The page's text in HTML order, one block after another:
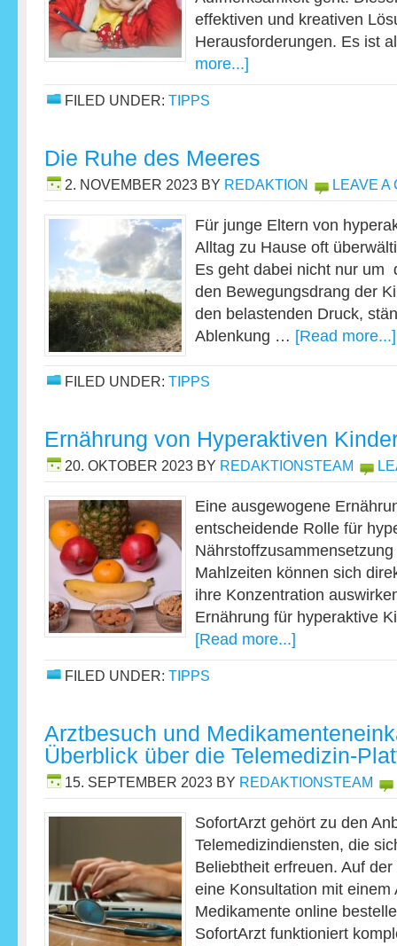
effektiven und kreativen
Herausforderungen. Es ist
more...]
FILED UNDER: TIPPS
Die Ruhe des Meeres
2. NOVEMBER 2023 BY REDAKTION LEAVE A
Für junge Eltern von
Alltag zu Hause oft
Es geht dabei nicht nur um
den Bewegungsdrang der
den belastenden Druck,
Ablenkung … [Read more...]
FILED UNDER: TIPPS
Ernährung von Hyperaktiven
20. OKTOBER 2023 BY REDAKTIONSTEAM
Eine ausgewogene
entscheidende Rolle für
Mahlzeiten können sich
ihre Konzentration
Ernährung für hyperaktive
[Read more...]
FILED UNDER: TIPPS
Arztbesuch und
Überblick über die Telemedizin-
15. SEPTEMBER 2023 BY REDAKTIONSTEAM
SofortArzt gehört zu den
Telemedizindiensten, die
Beliebtheit erfreuen. Auf
eine Konsultation mit einem
Medikamente online
SofortArzt funktioniert